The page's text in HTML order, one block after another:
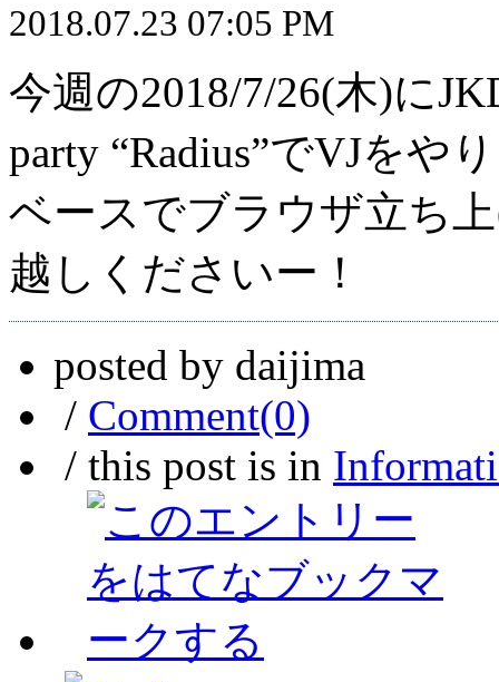
2018.07.23 07:05 PM
今週の2018/7/26(木)に
party “Radius”でVJをや
ベースでブラウザ立ち
越しくださいー！
posted by daijima
/ Comment(0)
/ this post is in